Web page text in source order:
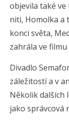
objevila také ve
niti, Homolka a
konci světa,
zahrála ve
Divadlo
záležitostí a v
Několik dalších
jako správcová